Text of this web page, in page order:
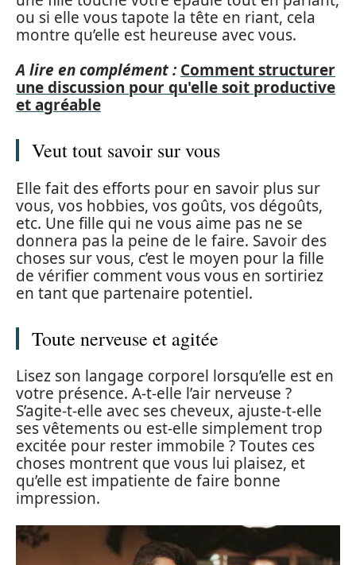
ou si elle vous tapote la tête en riant, cela
montre qu’elle est heureuse avec vous.
A lire en complément : Comment structurer
une discussion pour qu'elle soit productive
et agréable
Veut tout savoir sur vous
Elle fait des efforts pour en savoir plus sur
vous, vos hobbies, vos goûts, vos dégoûts,
etc. Une fille qui ne vous aime pas ne se
donnera pas la peine de le faire. Savoir des
choses sur vous, c’est le moyen pour la fille
de vérifier comment vous vous en sortiriez
en tant que partenaire potentiel.
Toute nerveuse et agitée
Lisez son langage corporel lorsqu’elle est en
votre présence. A-t-elle l’air nerveuse ?
S’agite-t-elle avec ses cheveux, ajuste-t-elle
ses vêtements ou est-elle simplement trop
excitée pour rester immobile ? Toutes ces
choses montrent que vous lui plaisez, et
qu’elle est impatiente de faire bonne
impression.